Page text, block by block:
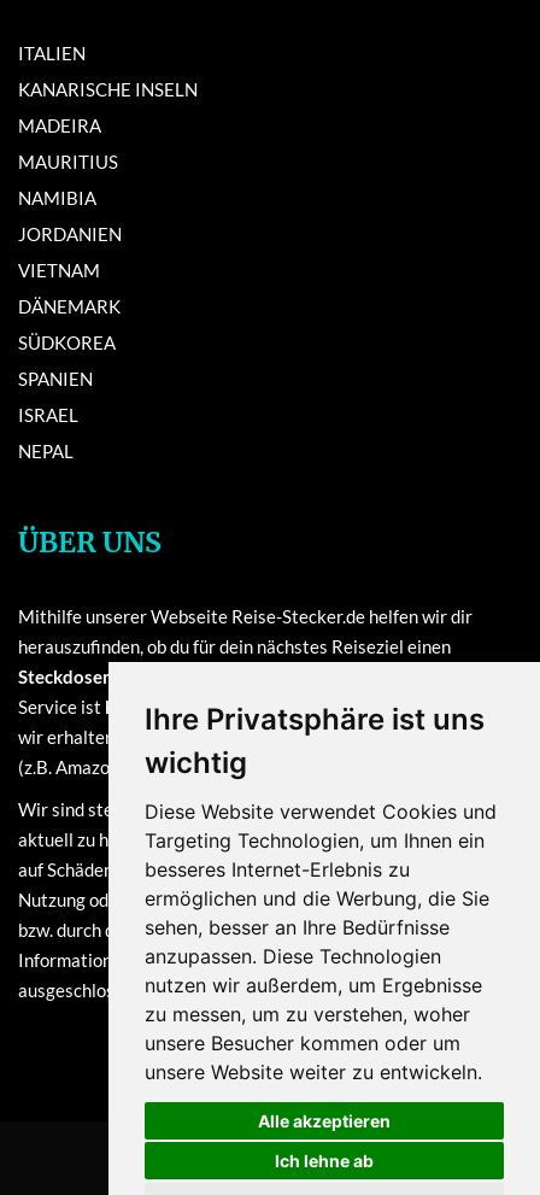
Ihre Privatsphäre ist uns
wichtig
Diese Website verwendet Cookies und
Targeting Technologien, um Ihnen ein
besseres Internet-Erlebnis zu
ermöglichen und die Werbung, die Sie
sehen, besser an Ihre Bedürfnisse
anzupassen. Diese Technologien
nutzen wir außerdem, um Ergebnisse
zu messen, um zu verstehen, woher
unsere Besucher kommen oder um
unsere Website weiter zu entwickeln.
Alle akzeptieren
Ich lehne ab
ITALIEN
KANARISCHE INSELN
MADEIRA
MAURITIUS
NAMIBIA
JORDANIEN
VIETNAM
DÄNEMARK
SÜDKOREA
SPANIEN
ISRAEL
NEPAL
ÜBER UNS
Mithilfe unserer Webseite Reise-Stecker.de helfen wir dir
herauszufinden, ob du für dein nächstes Reiseziel einen
Steckdosenadapter oder einen Reisestecker
Service ist kostenlos
und finanziert sich durch Provisionen, die
wir erhalten, sofern du bei einem unserer verlinkten Partner
(z.B. Amazon) eine Bestellung tätigst.
Wir sind stets bemüht, die Informationen auf dieser Webseite
aktuell zu halten. Dennoch sind Haftungsansprüche, welche sich
auf Schäden materieller oder ideeller Art beziehen, die durch die
Nutzung oder Nichtnutzung der dargebotenen Informationen
bzw. durch die Nutzung fehlerhafter und unvollständiger
Informationen verursacht wurden, grundsätzlich
ausgeschlossen.
© 2026 KTsys Solutions GmbH